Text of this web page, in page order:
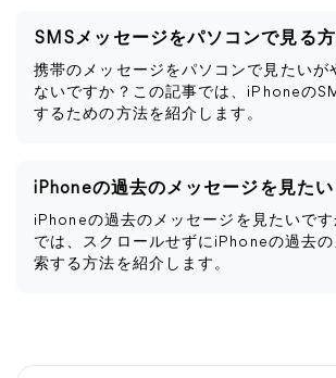
SMSメッセージをパソコンで見る
携帯のメッセージをパソコンで見たいが
ないですか？この記事では、iPhoneの
するための方法を紹介します。
iPhoneの過去のメッセージを見たいで
では、スクロールせずにiPhoneの過去
索する方法を紹介します。